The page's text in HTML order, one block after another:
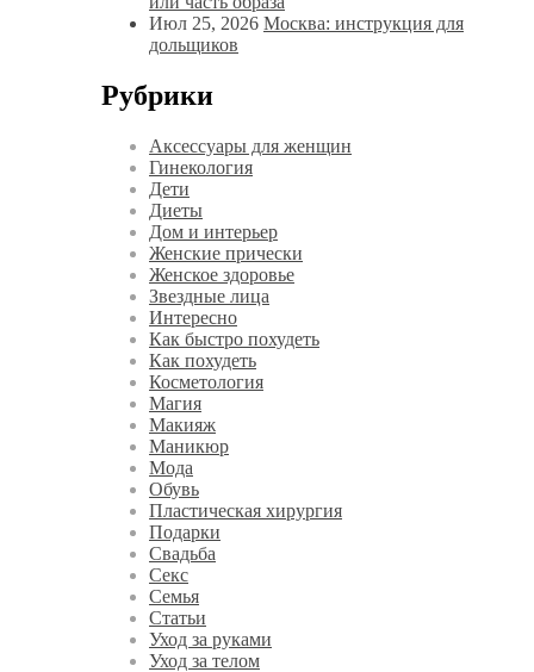
Июл 25, 2026 Москва: инструкция для
дольщиков
Рубрики
Аксессуары для женщин
Гинекология
Дети
Диеты
Дом и интерьер
Женские прически
Женское здоровье
Звездные лица
Интересно
Как быстро похудеть
Как похудеть
Косметология
Магия
Макияж
Маникюр
Мода
Обувь
Пластическая хирургия
Подарки
Свадьба
Секс
Семья
Статьи
Уход за руками
Уход за телом